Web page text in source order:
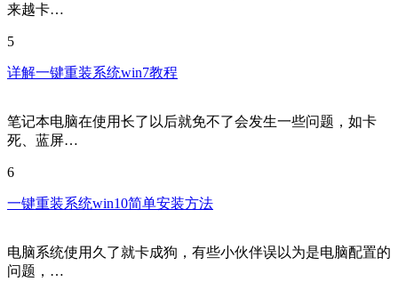
来越卡…
5
详解一键重装系统win7教程
笔记本电脑在使用长了以后就免不了会发生一些问题，如卡
死、蓝屏…
6
一键重装系统win10简单安装方法
电脑系统使用久了就卡成狗，有些小伙伴误以为是电脑配置的
问题，…